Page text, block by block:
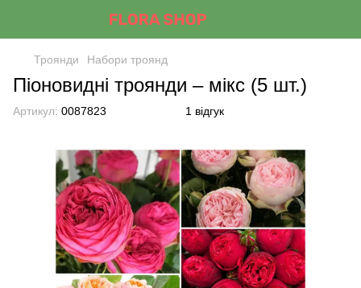
Троянди Набори троянд
Піоновидні троянди – мікс (5 шт.)
Артикул: 0087823 1 відгук